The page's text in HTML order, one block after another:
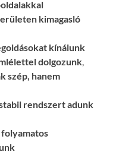
kimagasló
kínálunk
dolgozunk,
szép, hanem
rendszert adunk